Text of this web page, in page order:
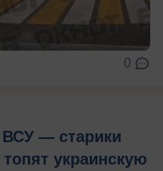
0
— старики
украинскую